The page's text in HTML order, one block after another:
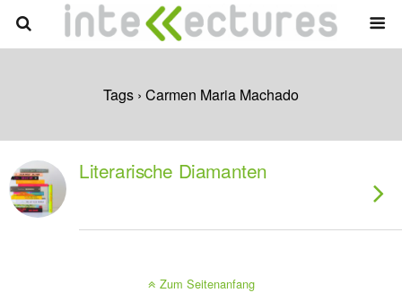
Tags › Carmen Maria Machado
Literarische Diamanten
Zum Seitenanfang